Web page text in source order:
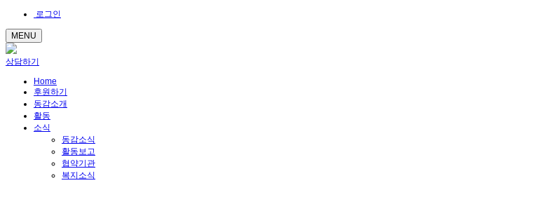
로그인
MENU
상담하기
Home
후원하기
동감소개
활동
소식
동감소식
활동보고
협약기관
복지소식